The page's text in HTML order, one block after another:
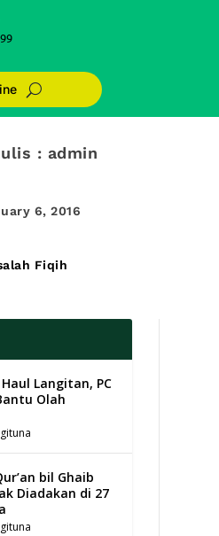
: admin
6, 2016
Fiqih
Langitan, PC
Olah
bil Ghaib
Diadakan di 27